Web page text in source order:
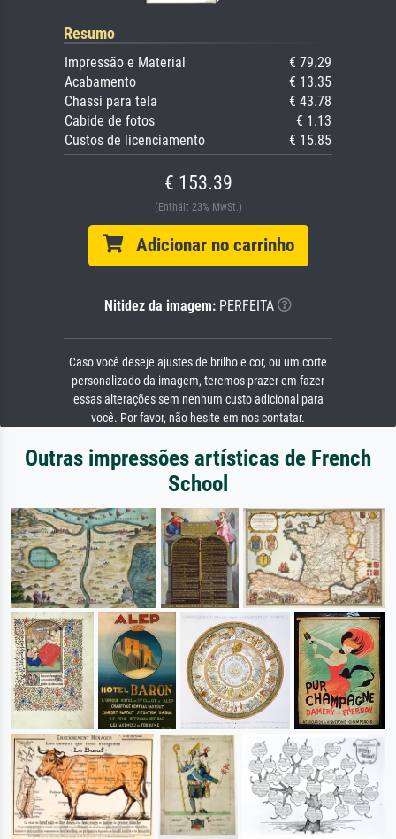
Resumo
Impressão e Material
€ 79.29
Acabamento
€ 13.35
Chassi para tela
€ 43.78
Cabide de fotos
€ 1.13
Custos de licenciamento
€ 15.85
€ 153.39
(Enthält 23% MwSt.)
Adicionar no carrinho
Nitidez da imagem: PERFEITA
Caso você deseje ajustes de brilho e cor, ou um corte
personalizado da imagem, teremos prazer em fazer
essas alterações sem nenhum custo adicional para
você. Por favor, não hesite em nos contatar.
Outras impressões artísticas de French
School